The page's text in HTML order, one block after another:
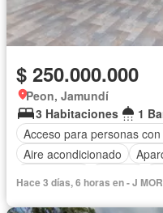
$ 250.000.000
Peon, Jamundí
3 Habitaciones
1
Acceso para personas
Aire acondicionado
Hace 3 días, 6 horas en - J